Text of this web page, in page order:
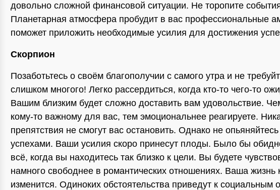
довольно сложной финансовой ситуации. Не торопите
Планетарная атмосфера пробудит в вас профессиональные
поможет приложить необходимые усилия для достижения
Скорпион
Позаботьтесь о своём благополучии с самого утра и не
слишком многого! Легко рассердиться, когда кто-то чего-то
Вашим близким будет сложно доставить вам удовольствие.
кому-то важному для вас, тем эмоциональнее реагируете.
препятствия не смогут вас остановить. Однако не
успехами. Ваши усилия скоро принесут плоды. Было бы
всё, когда вы находитесь так близко к цели. Вы будете
намного свободнее в романтических отношениях. Ваша жизнь
изменится. Одиноких обстоятельства приведут к социальным